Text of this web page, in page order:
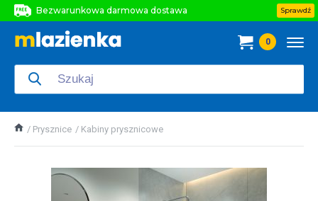
Bezwarunkowa darmowa dostawa
Bezwarunkowa darmowa dostawa
Sprawdź
0
Prysznice Kabiny prysznicowe